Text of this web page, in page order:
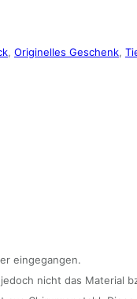
, Originelles Geschenk,
eingegangen.
nicht das Material